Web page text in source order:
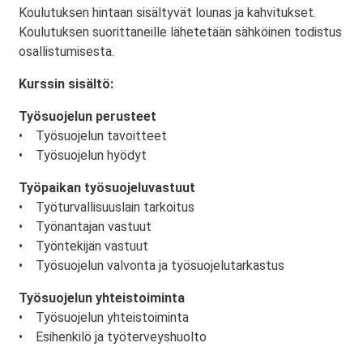
Koulutuksen hintaan sisältyvät lounas ja kahvitukset.
Koulutuksen suorittaneille lähetetään sähköinen todistus
osallistumisesta.
Kurssin sisältö:
Työsuojelun perusteet
• Työsuojelun tavoitteet
• Työsuojelun hyödyt
Työpaikan työsuojeluvastuut
• Työturvallisuuslain tarkoitus
• Työnantajan vastuut
• Työntekijän vastuut
• Työsuojelun valvonta ja työsuojelutarkastus
Työsuojelun yhteistoiminta
• Työsuojelun yhteistoiminta
• Esihenkilö ja työterveyshuolto